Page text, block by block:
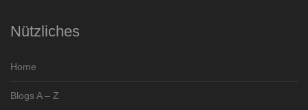
Nützliches
Home
Blogs A – Z